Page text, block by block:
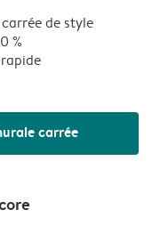
de style
%
carrée